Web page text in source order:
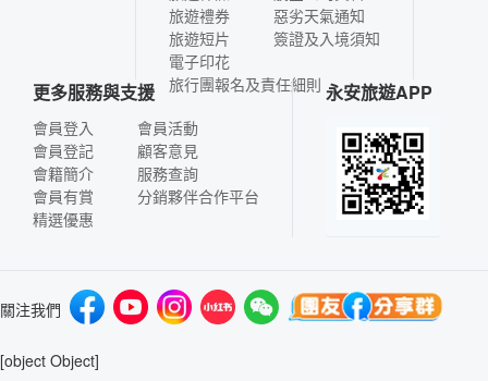
旅遊禮券
旅遊短片
電子印花
惡劣天氣通知
簽證及入境須知
旅行團報名及責任細則
更多服務與支援
會員登入
會員登記
會籍簡介
會員有賞
精選優惠
會員活動
顧客意見
服務查詢
分銷夥伴合作平台
永安旅遊APP
關注我們
[object Object]